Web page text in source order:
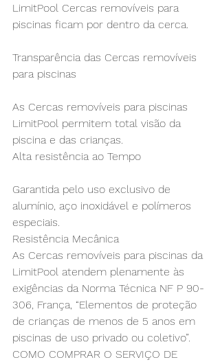
LimitPool Cercas removíveis para
piscinas ficam por dentro da cerca.
Transparência das Cercas removíveis
para piscinas
As Cercas removíveis para piscinas
LimitPool permitem total visão da
piscina e das crianças.
Alta resistência ao Tempo
Garantida pelo uso exclusivo de
alumínio, aço inoxidável e polímeros
especiais.
Resistência Mecânica
As Cercas removíveis para piscinas da
LimitPool atendem plenamente às
exigências da Norma Técnica NF P 90-
306, França, “Elementos de proteção
de crianças de menos de 5 anos em
piscinas de uso privado ou coletivo”.
COMO COMPRAR O SERVIÇO DE